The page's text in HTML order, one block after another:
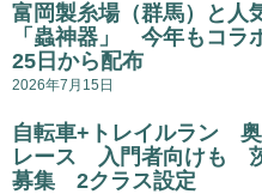
富岡製糸場（群馬）と人
「蟲神器」 今年もコ
25日から配布
2026年7月15日
自転車+トレイルラン 奥
レース 入門者向けも
募集 2クラス設定